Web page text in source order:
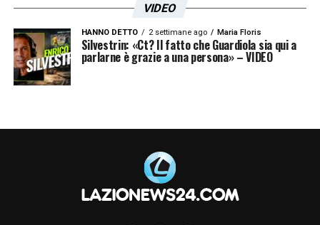
VIDEO
HANNO DETTO 2 settimane ago Maria Floris
Silvestrin: «Ct? Il fatto che Guardiola sia qui a
parlarne è grazie a una persona» – VIDEO